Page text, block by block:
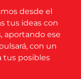
desde el
tus ideas con
aportando ese
con un
tus posibles